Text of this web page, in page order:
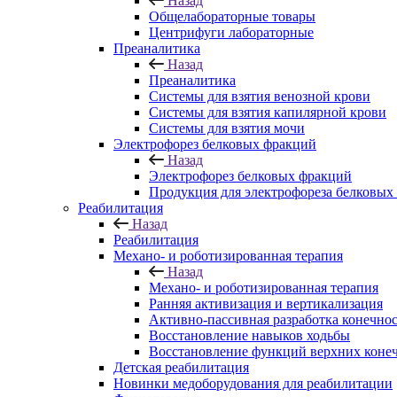
Общелабораторные товары
Центрифуги лабораторные
Преаналитика
Назад
Преаналитика
Системы для взятия венозной крови
Системы для взятия капилярной крови
Системы для взятия мочи
Электрофорез белковых фракций
Назад
Электрофорез белковых фракций
Продукция для электрофореза
Реабилитация
Назад
Реабилитация
Механо- и роботизированная терапия
Назад
Механо- и роботизированная терапия
Ранняя активизация и вертикализация
Активно-пассивная разработка
Восстановление навыков ходьбы
Восстановление функций верхних
Детская реабилитация
Новинки медоборудования для реабилитации